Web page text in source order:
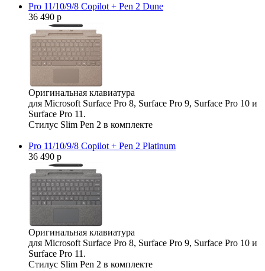
Pro 11/10/9/8 Copilot + Pen 2 Dune
36 490 р
Оригинальная клавиатура
для Microsoft Surface Pro 8, Surface Pro 9, Surface Pro 10 и
Surface Pro 11.
Стилус Slim Pen 2 в комплекте
Pro 11/10/9/8 Copilot + Pen 2 Platinum
36 490 р
Оригинальная клавиатура
для Microsoft Surface Pro 8, Surface Pro 9, Surface Pro 10 и
Surface Pro 11.
Стилус Slim Pen 2 в комплекте